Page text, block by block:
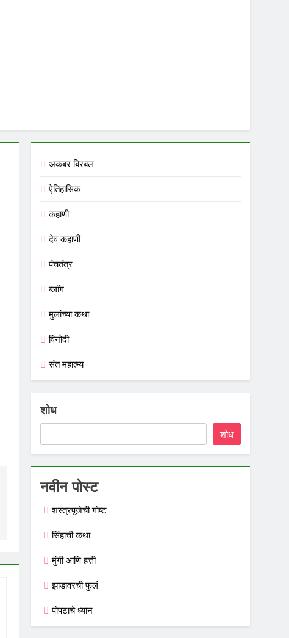
अकबर बिरबल
ऐतिहासिक
कहाणी
देव कहाणी
पंचतंत्र
ब्लॉग
मुलांच्या कथा
विनोदी
संत महात्म्य
शोध
शोध
नवीन पोस्ट
शस्त्रपूजेची गोष्ट
सिंहाची कथा
मुंगी आणि हत्ती
झाडावरची फुलं
पोपटाचे ध्यान